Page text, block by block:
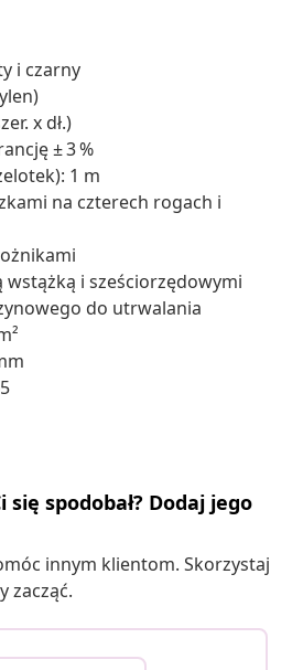
i czarny
x dł.)
± 3 %
1 m
na czterech rogach i
wstążką i sześciorzędowymi
do utrwalania
się spodobał? Dodaj jego
innym klientom. Skorzystaj
zacząć.